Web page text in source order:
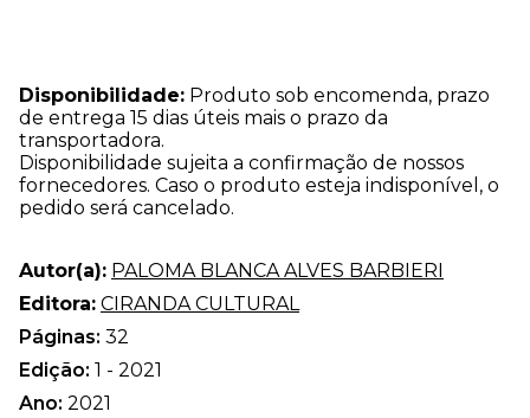
Disponibilidade: Produto sob encomenda, prazo
de entrega 15 dias úteis mais o prazo da
transportadora.
Disponibilidade sujeita a confirmação de nossos
fornecedores. Caso o produto esteja indisponível, o
pedido será cancelado.
Autor(a): PALOMA BLANCA ALVES BARBIERI
Editora: CIRANDA CULTURAL
Páginas: 32
Edição: 1 - 2021
Ano: 2021